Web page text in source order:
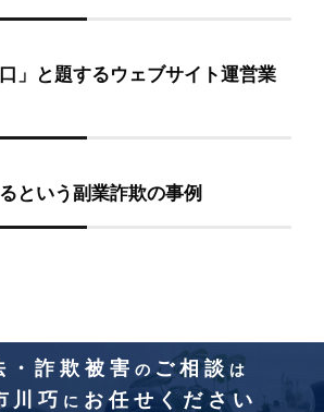
」と題するウェブサイト運営業
という副業詐欺の事例
・詐欺被害 の ご相談は
川巧 に お任せください